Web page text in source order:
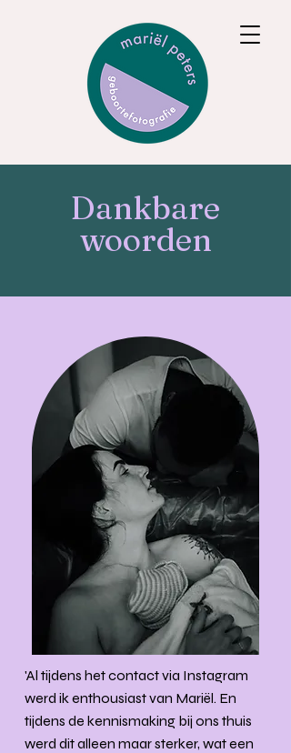
Dankbare
woorden
'Al tijdens het contact via Instagram
werd ik enthousiast van Mariël. En
tijdens de kennismaking bij ons thuis
werd dit alleen maar sterker, wat een